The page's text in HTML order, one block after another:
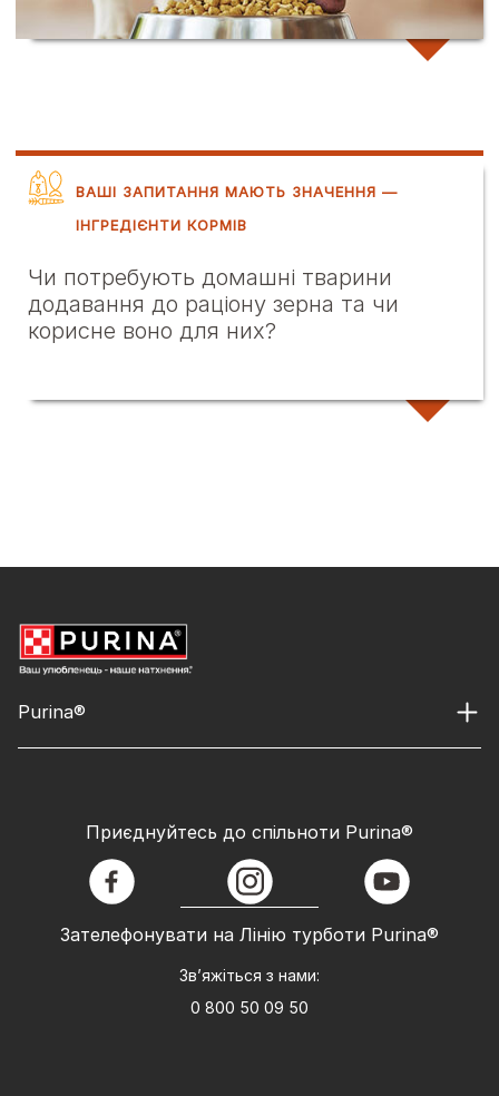
ВАШІ ЗАПИТАННЯ МАЮТЬ ЗНАЧЕННЯ —
ІНГРЕДІЄНТИ КОРМІВ
Чи потребують домашні тварини
додавання до раціону зерна та чи
корисне воно для них?
Purina®
Зателефонувати на Лінію турботи Purina®
Зв’яжіться з нами:
0 800 50 09 50
Приєднуйтесь до спільноти Purina®
facebook instagram youtube